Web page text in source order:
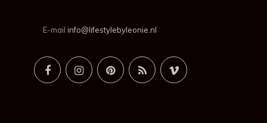
E-mail info@lifestylebyleonie.nl